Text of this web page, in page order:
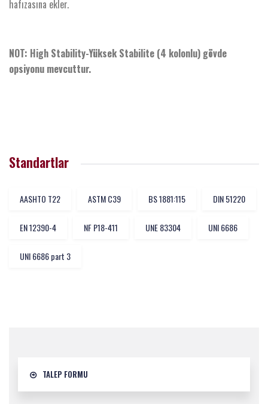
hafızasına ekler.
NOT: High Stability-Yüksek Stabilite (4 kolonlu) gövde
opsiyonu mevcuttur.
Standartlar
AASHTO T22 ASTM C39 BS 1881:115 DIN 51220
EN 12390-4 NF P18-411 UNE 83304 UNI 6686
UNI 6686 part 3
TALEP FORMU